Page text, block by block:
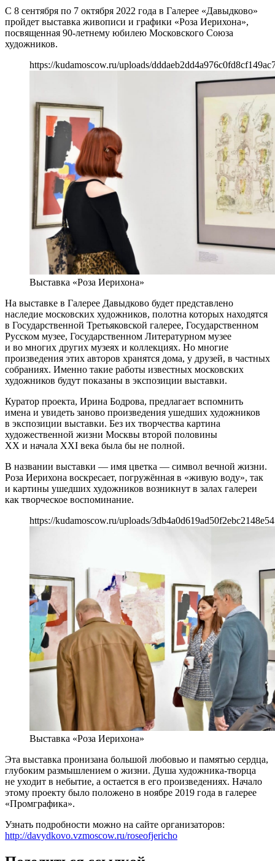
С 8 сентября по 7 октября 2022 года в Галерее «Давыдково»
пройдет выставка живописи и графики «Роза Иерихона»,
посвященная 90-летнему юбилею Московского Союза
художников.
https://kudamoscow.ru/uploads/
Выставка «Роза Иерихона»
На выставке в Галерее Давыдково будет представлено
наследие московских художников, полотна которых находятся
в Государственной Третьяковской галерее, Государственном
Русском музее, Государственном Литературном музее
и во многих других музеях и коллекциях. Но многие
произведения этих авторов хранятся дома, у друзей, в частных
собраниях. Именно такие работы известных московских
художников будут показаны в экспозиции выставки.
Куратор проекта, Ирина Бодрова, предлагает вспомнить
имена и увидеть заново произведения ушедших художников
в экспозиции выставки. Без их творчества картина
художественной жизни Москвы второй половины
XX и начала XXI века была бы не полной.
В названии выставки — имя цветка — символ вечной жизни.
Роза Иерихона воскресает, погружённая в «живую воду», так
и картины ушедших художников возникнут в залах галереи
как творческое воспоминание.
https://kudamoscow.ru/uploads/
Выставка «Роза Иерихона»
Эта выставка пронизана большой любовью и памятью сердца,
глубоким размышлением о жизни. Душа художника-творца
не уходит в небытие, а остается в его произведениях. Начало
этому проекту было положено в ноябре 2019 года в галерее
«Промграфика».
Узнать подробности можно на сайте организаторов:
http://davydkovo.vzmoscow.ru/roseofjericho